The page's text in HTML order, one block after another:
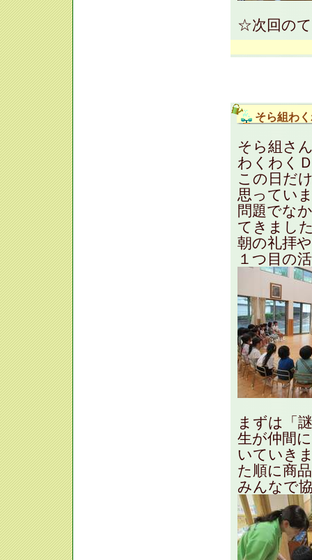
☆次回の
そら組わ
そら組さ
わくわく
この日だ
思ってい
問題でな
てきまし
朝の礼拝
１つ目の
まずは「
生が仲間
いていき
た順に商
みんなで